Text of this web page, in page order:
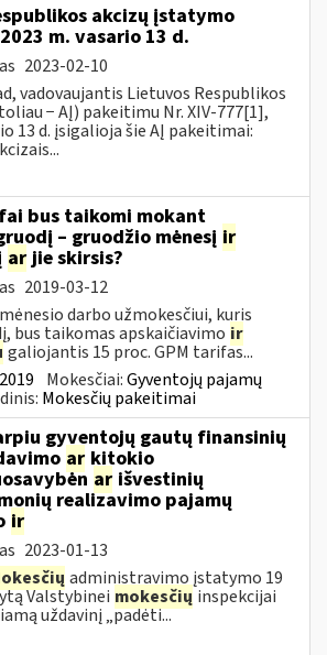
akcizų įstatymo
m. vasario 13 d.
2023-02-10
vadovaujantis Lietuvos Respublikos
− AĮ) pakeitimu Nr. XIV-777[1],
13 d. įsigalioja šie AĮ pakeitimai:
bus taikomi mokant
– gruodžio mėnesį ir
arjie skirsis?
2019-03-12
darbo užmokesčiui, kuris
bus taikomas apskaičiavimo ir
galiojantis 15 proc. GPM tarifas...
2019 Mokesčiai:Gyventojų pajamų
Mokesčių pakeitimai
gyventojų gautų finansinių
ar kitokio
ar išvestinių
realizavimo pajamų
ir
2023-01-13
administravimo įstatymo 19
Valstybinei mokesčių inspekcijai
uždavinį „padėti...